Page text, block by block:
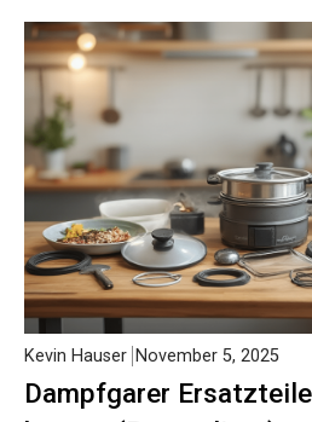
Dampfgarer
Kevin Hauser November 5, 2025